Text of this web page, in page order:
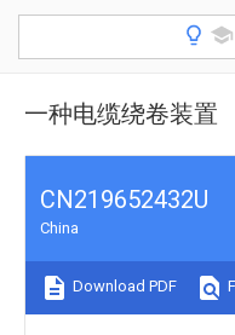
一种电缆绕卷装置
CN219652432U
China
Download PDF